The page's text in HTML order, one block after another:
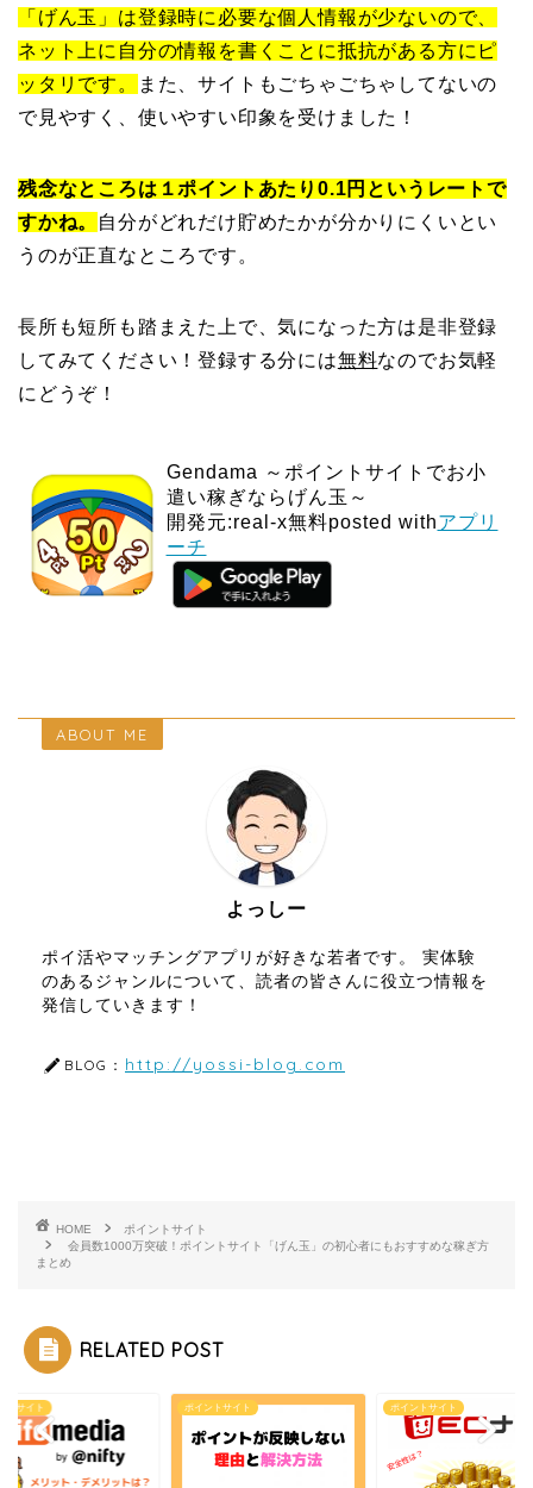
「げん玉」は登録時に必要な個人情報が少ないので、
ネット上に自分の情報を書くことに抵抗がある方にピ
ッタリです。
また、サイトもごちゃごちゃしてないの
で見やすく、使いやすい印象を受けました！
残念なところは１ポイントあたり0.1円というレートで
すかね。
自分がどれだけ貯めたかが分かりにくいとい
うのが正直なところです。
長所も短所も踏まえた上で、気になった方は是非登録
してみてください！登録する分には無料なのでお気軽
にどうぞ！
Gendama ～ポイントサイトでお小
遣い稼ぎならげん玉～
開発元:real-x無料posted withアプリ
ーチ
ABOUT ME
よっしー
ポイ活やマッチングアプリが好きな若者です。 実体験
のあるジャンルについて、読者の皆さんに役立つ情報を
発信していきます！
BLOG： http://yossi-blog.com
HOME
ポイントサイト
会員数1000万突破！ポイントサイト「げん玉」の初心者にもおすすめな稼ぎ方
まとめ
RELATED POST
ントサイト ポイントサイト ポイントサイト